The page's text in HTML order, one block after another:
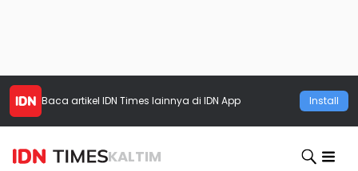
Baca artikel IDN Times lainnya di IDN App Install
KALTIM